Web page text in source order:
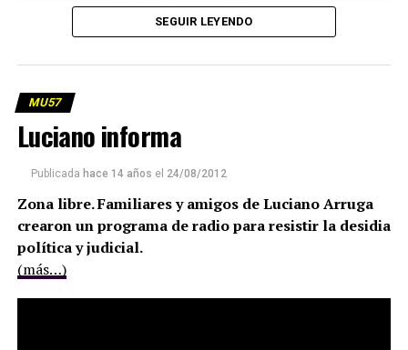
SEGUIR LEYENDO
MU57
Luciano informa
Publicada hace 14 años el 24/08/2012
Zona libre. Familiares y amigos de Luciano Arruga
crearon un programa de radio para resistir la desidia
política y judicial.
(más…)